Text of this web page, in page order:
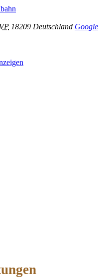
18209 Deutschland Google